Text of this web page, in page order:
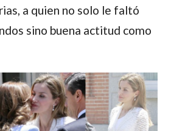
a quien no solo le faltó
sino buena actitud como